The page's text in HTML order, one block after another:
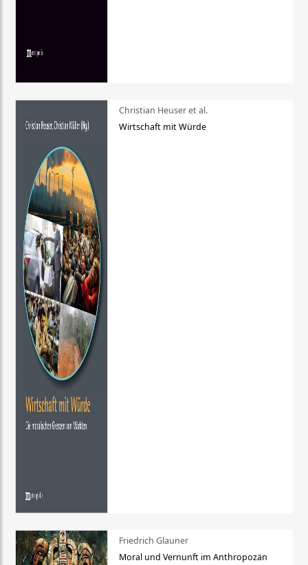
Christian Heuser et al.
Wirtschaft mit Würde
Friedrich Glauner
Moral und Vernunft im Anthropozän